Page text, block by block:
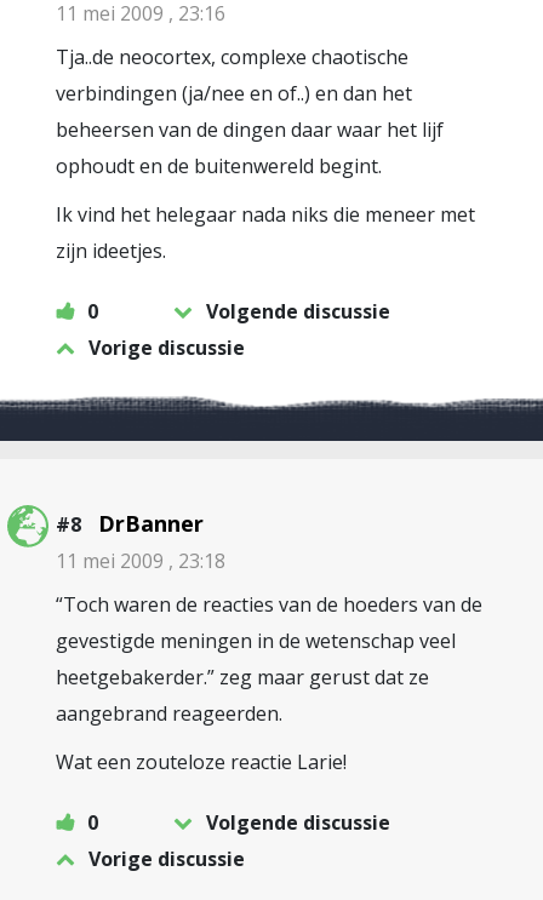
11 mei 2009 , 23:16
Tja..de neocortex, complexe chaotische
verbindingen (ja/nee en of..) en dan het
beheersen van de dingen daar waar het lijf
ophoudt en de buitenwereld begint.
Ik vind het helegaar nada niks die meneer met
zijn ideetjes.
0
Volgende discussie
Vorige discussie
#8 DrBanner
11 mei 2009 , 23:18
“Toch waren de reacties van de hoeders van de
gevestigde meningen in de wetenschap veel
heetgebakerder.” zeg maar gerust dat ze
aangebrand reageerden.
Wat een zouteloze reactie Larie!
0
Volgende discussie
Vorige discussie